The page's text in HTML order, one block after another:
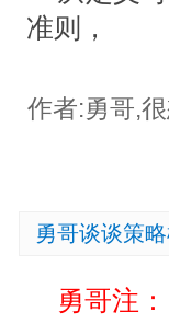
准则，
作者:勇哥,
勇哥谈谈策
勇哥注：